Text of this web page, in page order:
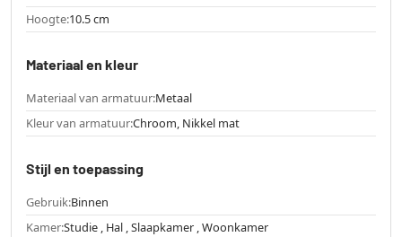
Hoogte:10.5 cm
Materiaal en kleur
Materiaal van armatuur:Metaal
Kleur van armatuur:Chroom, Nikkel mat
Stijl en toepassing
Gebruik:Binnen
Kamer:Studie , Hal , Slaapkamer , Woonkamer